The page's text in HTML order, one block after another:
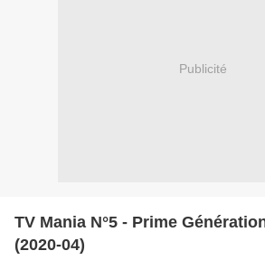
Publicité
TV Mania N°5 - Prime
(2020-04)